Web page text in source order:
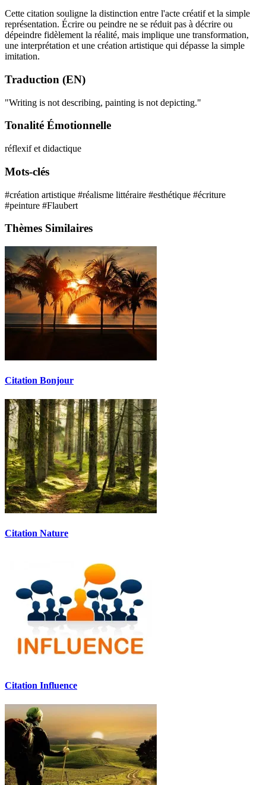
Cette citation souligne la distinction entre l'acte créatif et la simple
représentation. Écrire ou peindre ne se réduit pas à décrire ou
dépeindre fidèlement la réalité, mais implique une transformation,
une interprétation et une création artistique qui dépasse la simple
imitation.
Traduction (EN)
"Writing is not describing, painting is not depicting."
Tonalité Émotionnelle
réflexif et didactique
Mots-clés
#création artistique #réalisme littéraire #esthétique #écriture
#peinture #Flaubert
Thèmes Similaires
Citation Bonjour
Citation Nature
Citation Influence